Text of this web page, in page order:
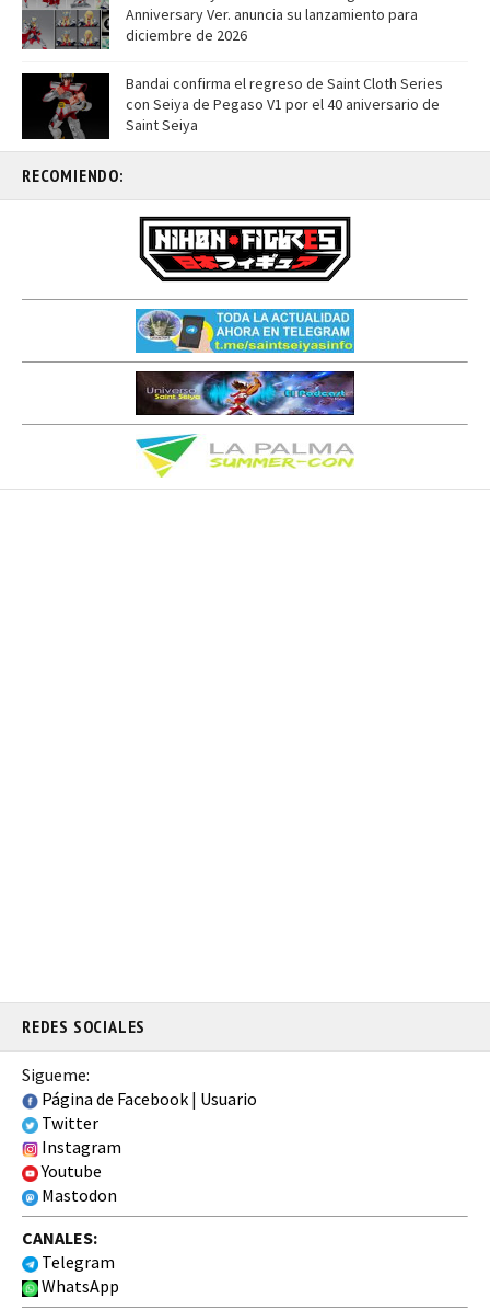
Anniversary Ver. anuncia su lanzamiento para
diciembre de 2026
Bandai confirma el regreso de Saint Cloth Series
con Seiya de Pegaso V1 por el 40 aniversario de
Saint Seiya
RECOMIENDO:
REDES SOCIALES
Sigueme:
Página de Facebook | Usuario
Twitter
Instagram
Youtube
Mastodon
CANALES:
Telegram
WhatsApp